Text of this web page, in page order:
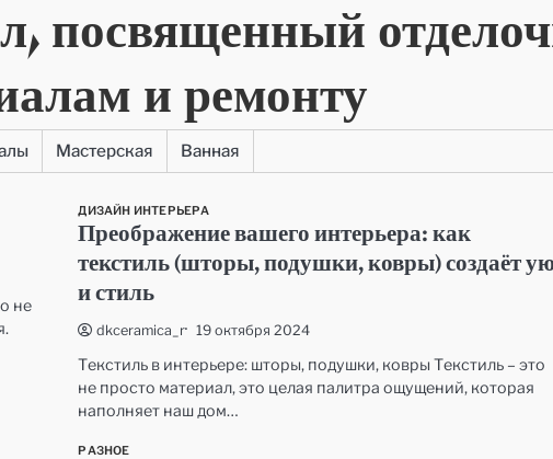
посвященный
и ремонту
Мастерская Ванная
не
ДИЗАЙН ИНТЕРЬЕРА
Преображение вашего интерьера: как
текстиль (шторы, подушки, ковры) создаёт
и стиль
dkceramica_r 19 октября 2024
Текстиль в интерьере: шторы, подушки, ковры Текстиль – это
не просто материал, это целая палитра ощущений, которая
наполняет наш дом…
РАЗНОЕ